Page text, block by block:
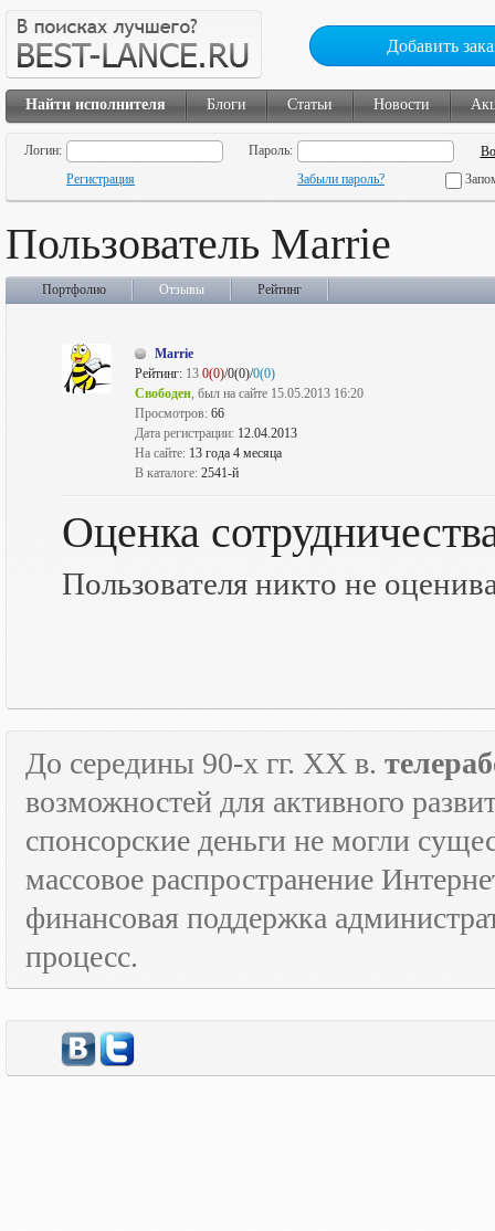
Добавить
Найти исполнителя Блоги Статьи Новости
Логин:
Пароль:
Регистрация
Забыли пароль?
Пользователь Marrie
Портфолио Отзывы Рейтинг
Marrie
Рейтинг: 13 0(0)/0(0)/0(0)
Свободен, был на сайте 15.05.2013 16:20
Просмотров: 66
Дата регистрации: 12.04.2013
На сайте: 13 года 4 месяца
В каталоге: 2541-й
Оценка
Пользователя никто не
До середины 90-х гг. XX в.
возможностей для активного
спонсорские деньги не могли
массовое распространение
финансовая поддержка
процесс.